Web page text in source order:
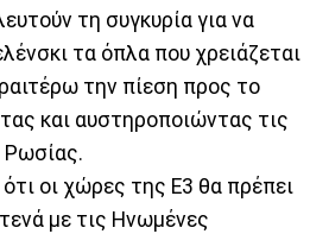
τη συγκυρία για να
τα όπλα που χρειάζεται
την πίεση προς το
και αυστηροποιώντας τις
Ρωσίας.
οι χώρες της Ε3 θα πρέπει
με τις Ηνωμένες